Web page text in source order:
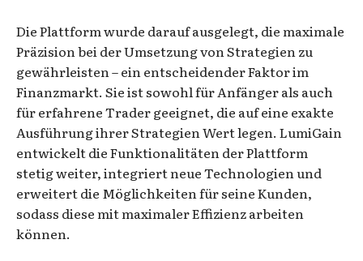
Die Plattform wurde darauf ausgelegt, die maximale
Präzision bei der Umsetzung von Strategien zu
gewährleisten – ein entscheidender Faktor im
Finanzmarkt. Sie ist sowohl für Anfänger als auch
für erfahrene Trader geeignet, die auf eine exakte
Ausführung ihrer Strategien Wert legen. LumiGain
entwickelt die Funktionalitäten der Plattform
stetig weiter, integriert neue Technologien und
erweitert die Möglichkeiten für seine Kunden,
sodass diese mit maximaler Effizienz arbeiten
können.